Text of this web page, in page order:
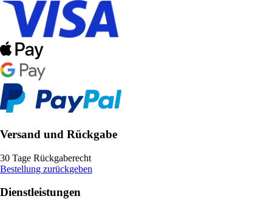
Versand und Rückgabe
30 Tage Rückgaberecht
Bestellung zurückgeben
Dienstleistungen